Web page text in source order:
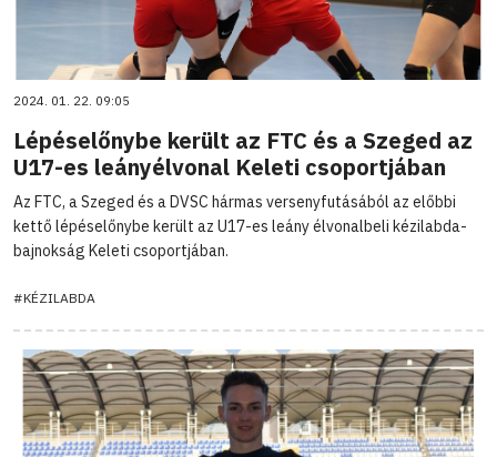
2024. 01. 22. 09:05
Lépéselőnybe került az FTC és a Szeged az
U17-es leányélvonal Keleti csoportjában
Az FTC, a Szeged és a DVSC hármas versenyfutásából az előbbi
kettő lépéselőnybe került az U17-es leány élvonalbeli kézilabda-
bajnokság Keleti csoportjában.
#KÉZILABDA